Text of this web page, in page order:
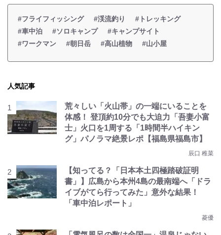
#フライフィッシング #渓流釣り
#トレッキング
#車中泊
#ソロキャンプ
#キャンプサイト
#ワークマン
#朝日岳 #高山植物 #山小屋
人気記事
荒々しい「火山帯」の一端にいることを
体感！ 登頂約10分でも大迫力「吾妻小富
士」火口を1周する「1時間半ハイキン
グ」パノラマ絶景レポ【福島県福島市】
辰口 稚菜
【知ってる？「日本本土四極踏破証明
書」】広島から本州4島の最南端へ「ドラ
イブがてら行ってみた」意外な結果！
「車中泊レポート」
菱優